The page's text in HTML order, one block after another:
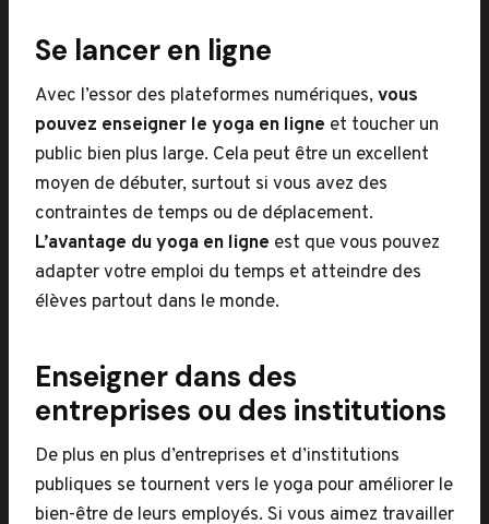
Se lancer en ligne
Avec l’essor des plateformes numériques, vous
pouvez enseigner le yoga en ligne et toucher un
public bien plus large. Cela peut être un excellent
moyen de débuter, surtout si vous avez des
contraintes de temps ou de déplacement.
L’avantage du yoga en ligne est que vous pouvez
adapter votre emploi du temps et atteindre des
élèves partout dans le monde.
Enseigner dans des
entreprises ou des institutions
De plus en plus d’entreprises et d’institutions
publiques se tournent vers le yoga pour améliorer le
bien-être de leurs employés. Si vous aimez travailler